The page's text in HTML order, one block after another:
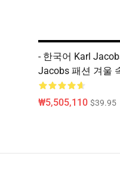
- 한국어 Karl
Jacobs 패션 겨울
₩5,505,110 $39.95